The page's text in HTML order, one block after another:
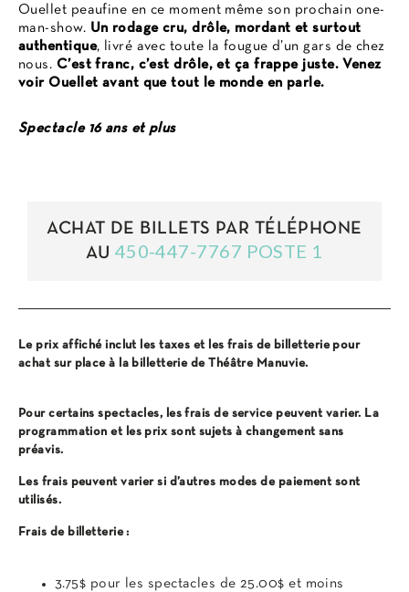
Ouellet peaufine en ce moment même son prochain one-
man-show. Un rodage cru, drôle, mordant et surtout
authentique, livré avec toute la fougue d’un gars de chez
nous. C’est franc, c’est drôle, et ça frappe juste. Venez
voir Ouellet avant que tout le monde en parle.
Spectacle 16 ans et plus
ACHAT DE BILLETS PAR TÉLÉPHONE
AU 450-447-7767 POSTE 1
Le prix affiché inclut les taxes et les frais de billetterie pour
achat sur place à la billetterie de Théâtre Manuvie.
Pour certains spectacles, les frais de service peuvent varier. La
programmation et les prix sont sujets à changement sans
préavis.
Les frais peuvent varier si d’autres modes de paiement sont
utilisés.
Frais de billetterie :
3.75$ pour les spectacles de 25.00$ et moins